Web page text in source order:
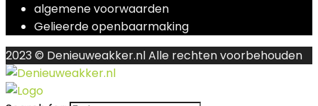
algemene voorwaarden
Gelieerde openbaarmaking
2023 © Denieuweakker.nl Alle rechten voorbehouden